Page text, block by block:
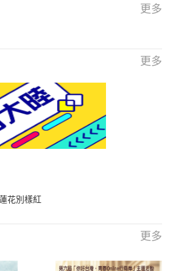
更多
更多
花別樣紅
更多